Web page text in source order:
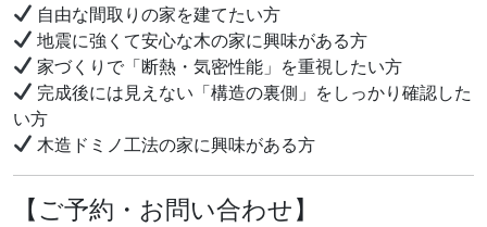
自由な間取りの家を建てたい方
地震に強くて安心な木の家に興味がある方
家づくりで「断熱・気密性能」を重視したい方
完成後には見えない「構造の裏側」をしっかり確認した
い方
木造ドミノ工法の家に興味がある方
【ご予約・お問い合わせ】